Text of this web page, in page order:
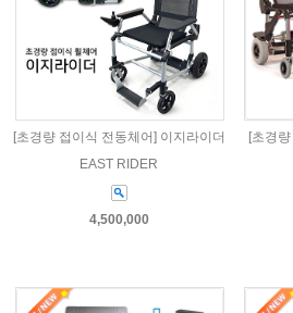
[초경량 접이식 전동체어] 이지라이더
EAST RIDER
4,500,000
[초경